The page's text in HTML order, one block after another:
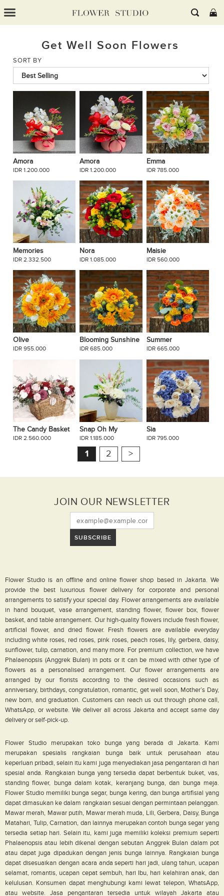
Get Well Soon Flowers
SORT BY
Amora
IDR 1.200.000
Amora
IDR 1.200.000
Emma
IDR 785.000
Memories
IDR 2.332.500
Nora
IDR 1.085.000
Maisie
IDR 560.000
Olive
IDR 955.000
Blooming Sunshine
IDR 685.000
Summer
IDR 665.000
The Candy Basket
IDR 2.560.000
Snap Oh My
IDR 1.185.000
Sia
IDR 795.000
1 2 >
JOIN OUR NEWSLETTER
SUBSCRIBE
Flower Studio is an offline and online flower shop based in Jakarta. We
provide the best luxurious flower delivery for corporate and personal
arrangements to satisfy your special day. Flower arrangements are available
in hand bouquet, vase arrangement, standing flower, flower box, flower
basket, and table arrangement. Our high-quality flowers include fresh flower,
artificial flower, and dried flower. Fresh flowers are available everyday
including white roses, red roses, pink roses, peach roses, lily, gerbera, daisy,
sunflower, tulip, carnation, and many more. For premium collection, we have
Phalaenopsis (Anggrek Bulan) in pots or it can be mixed with other type of
flowers as a personalised arrangement. Our flower arrangements are
arranged by our florists according to the desired occasions such as
anniversary, birthdays, congratulation, romantic, get well soon, Mother’s Day,
new born, and graduation. Customers can reach us out through phone call,
WhatsApp, or website. We deliver all across Jakarta and accept same day
delivery or self-pick-up.
Flower Studio merupakan toko bunga yang berada di Jakarta. Kami
merupakan spesialis rangkaian bunga baik untuk perusahaan atau
keperluan pribadi, selain itu kami juga menyediakan jasa pengantaran di hari
spesial anda. Rangkaian bunga yang tersedia dapat berbentuk buket, vas,
standing flower, bunga dalam kotak, keranjang bunga, dan bunga meja.
Flower Studio memiliki bunga segar, bunga kering, dan bunga artifisial yang
dapat dimasukan ke dalam rangkaian sesuai dengan permintaan pelanggan.
Mawar merah, Mawar putih, Mawar merah muda, Lili, Gerbera, Daisy, Bunga
Matahari, Tulip, Carnation, dan lainnya merupakan contoh bunga segar yang
tersedia setiap hari. Selain itu, kami juga memiliki koleksi premium seperti
Phalaenopsis atau lebih dikenal dengan sebutan Anggrek Bulan dalam pot
atau dapat juga dipadukan dengan jenis bunga lainnya. Rangkaian bunga
dapat disesuaikan dengan acara anda seperti hari jadi, ulang tahun, ucapan
selamat, romantis, ucapan cepat sembuh, hari Ibu, hari kelahiran anak, dan
kelulusan. Konsumen dapat menghubungi kami lewat telepon, WhatsApp,
atau website. Jasa pengantaran tersedia untuk wilayah Jakarta atau